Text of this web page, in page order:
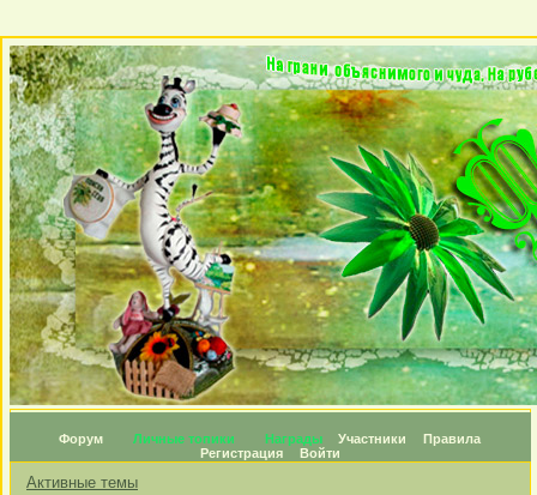
Форум Личные топики Награды Участники
Правила
Регистрация
Войти
Активные темы